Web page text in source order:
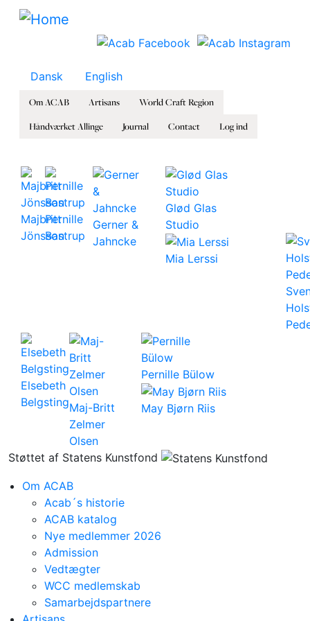
Skip to main content
Dansk English
Om ACAB Artisans
World Craft Region
Håndværket Allinge
Journal Contact Log ind
Majbritt
Jönsson
Pernille
Bastrup
Gerner &
Jahncke
Glød Glas
Studio
Mia Lerssi
Elsebeth
BelgstingMaj-Britt
Zelmer
Olsen
Pernille Bülow
May Bjørn Riis
Støttet af Statens Kunstfond
Om ACAB
Acab´s historie
ACAB katalog
Nye medlemmer 2026
Admission
Vedtægter
WCC medlemskab
Samarbejdspartnere